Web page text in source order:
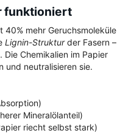
funktioniert
40% mehr Geruchsmoleküle
Lignin-Strukturder Fasern –
Die Chemikalien im Papier
und neutralisieren sie.
Mineralölanteil)
riecht selbst stark)